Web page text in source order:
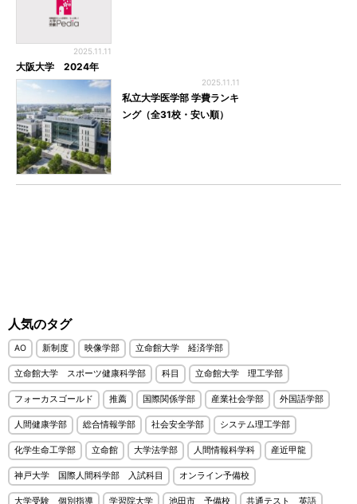
2025.11.11
大阪大学 2024年
2025.11.11
私立大学医学部 学費ランキ
ング（全31校・安い順）
人気のタグ
AO 新制度 映像学部 立命館大学 経済学部
立命館大学 スポーツ健康科学部 科目 立命館大学 理工学部
フォーカスゴールド 推薦 国際関係学部 産業社会学部 外国語学部
人間健康学部 総合情報学部 社会安全学部 システム理工学部
化学生命工学部 立命館 大学法学部 人間情報科学科 産近甲龍
神戸大学 国際人間科学部 入試科目 オンライン予備校
大学受験 個別指導 学習院大学 池田市 予備校 共通テスト 英語